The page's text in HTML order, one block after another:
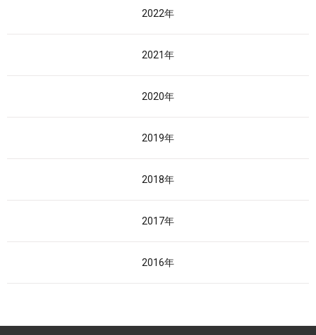
2022年
2021年
2020年
2019年
2018年
2017年
2016年